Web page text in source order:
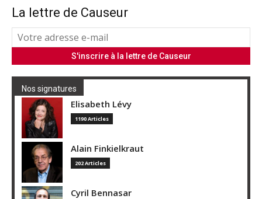
La lettre de Causeur
Nos signatures
Elisabeth Lévy
1190 Articles
Alain Finkielkraut
202 Articles
Cyril Bennasar